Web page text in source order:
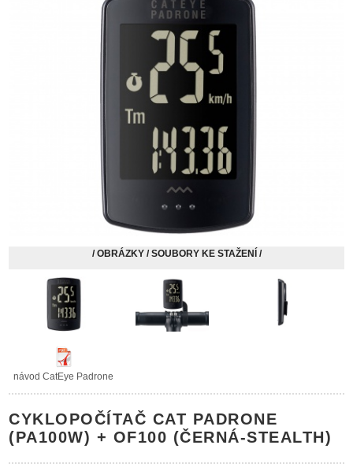
/ OBRÁZKY / SOUBORY KE STAŽENÍ /
návod CatEye Padrone
CYKLOPOČÍTAČ CAT PADRONE
(PA100W) + OF100 (ČERNÁ-STEALTH)